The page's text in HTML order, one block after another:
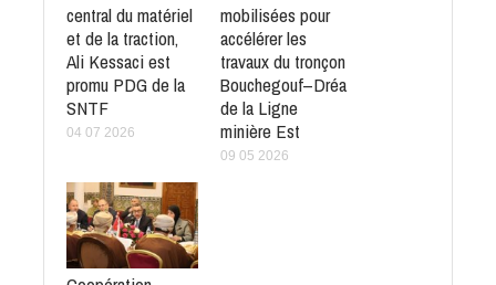
central du matériel
et de la traction,
Ali Kessaci est
promu PDG de la
SNTF
04 07 2026
mobilisées pour
accélérer les
travaux du tronçon
Bouchegouf–Dréa
de la Ligne
minière Est
09 05 2026